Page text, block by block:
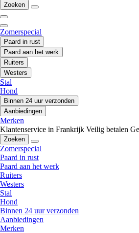
Zoeken
Zomerspecial
Paard in rust
Paard aan het werk
Ruiters
Westers
Stal
Hond
Binnen 24 uur verzonden
Aanbiedingen
Merken
Klantenservice in Frankrijk Veilig betalen
Zoeken
Zomerspecial
Paard in rust
Paard aan het werk
Ruiters
Westers
Stal
Hond
Binnen 24 uur verzonden
Aanbiedingen
Merken